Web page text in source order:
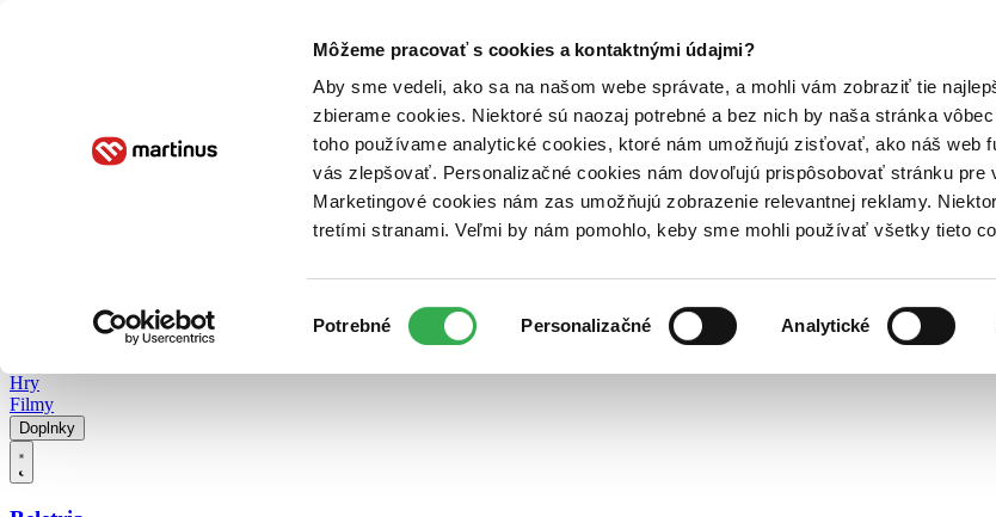
Môžeme pracovať s cookies a kontaktnými údajmi?
Aby sme vedeli, ako sa na našom webe správate, a mohli vám zobraziť tie
zbierame cookies. Niektoré sú naozaj potrebné a bez nich by naša stránka
toho používame analytické cookies, ktoré nám umožňujú zisťovať, ako náš web
vás zlepšovať. Personalizačné cookies nám dovoľujú prispôsobovať stránku pre
Marketingové cookies nám zas umožňujú zobrazenie relevantnej reklamy.
tretími stranami. Veľmi by nám pomohlo, keby sme mohli používať všetky tieto
súhlasu
Potrebné Personalizačné Analytické
Poukážky Kontakt
Hry
Filmy
Doplnky